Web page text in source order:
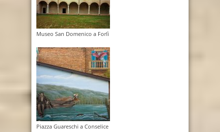
Museo San Domenico a Forlì
Piazza Guareschi a Conselice